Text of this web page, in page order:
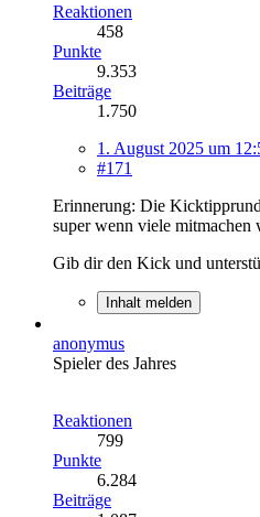
Reaktionen
458
Punkte
9.353
Beiträge
1.750
1. August 2025 um
#171
Erinnerung: Die
super wenn viele mitmachen
Gib dir den Kick und
Inhalt melden
anonymus
Spieler des Jahres
Reaktionen
799
Punkte
6.284
Beiträge